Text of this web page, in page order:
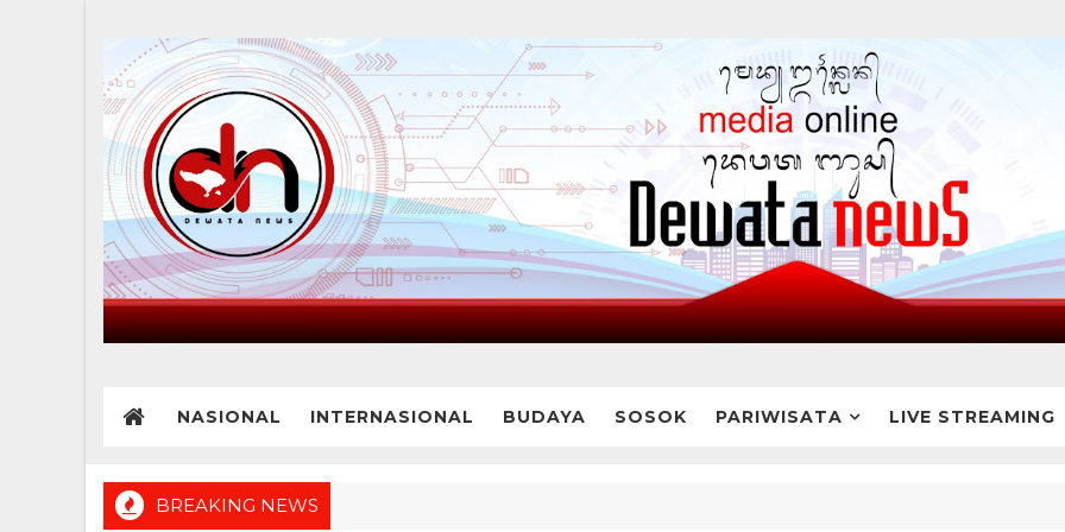
NASIONAL INTERNASIONAL BUDAYA SOSOK PARIWISATA LIVE STREAMING
BREAKING NEWS